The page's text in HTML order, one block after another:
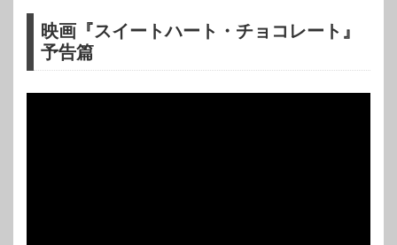
映画『スイートハート・チョコレート』
予告篇